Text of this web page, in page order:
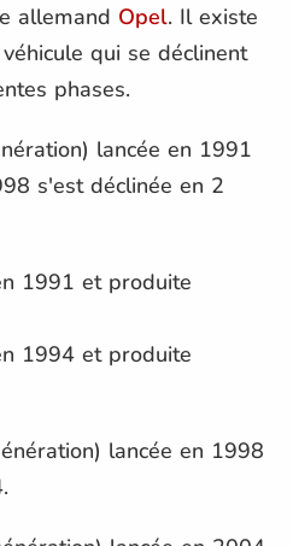
allemand Opel. Il existe
qui se déclinent
phases.
lancée en 1991
s'est déclinée en 2
1991 et produite
1994 et produite
lancée en 1998